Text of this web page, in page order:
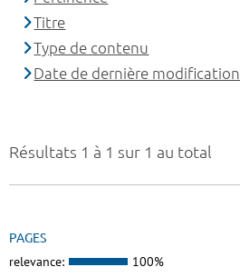
Résultats 1 à 1 sur 1 au total
PAGES
relevance: 100%
Titre
Type de contenu
Date de dernière modification